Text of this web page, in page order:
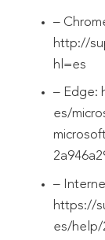
–
http://
hl=es
– Edge:
es/
–
https://
es/help/